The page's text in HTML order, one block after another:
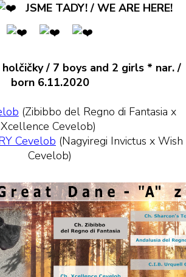
JSME TADY! / WE ARE HERE!
/ 7 boys and 2 girls * nar. /
born 6.11.2020
(Zibibbo del Regno di Fantasia x
Xcellence Cevelob)
Cevelob (Nagyiregi Invictus x Wish
Cevelob)